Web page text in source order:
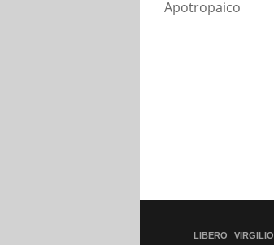
Apotropaico
LIBERO VIRGILIO